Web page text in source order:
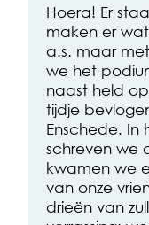
Hoera! Er
maken er
a.s. maar
we het
naast held
tijdje
Enschede.
schreven we
kwamen we
van onze
drieën van